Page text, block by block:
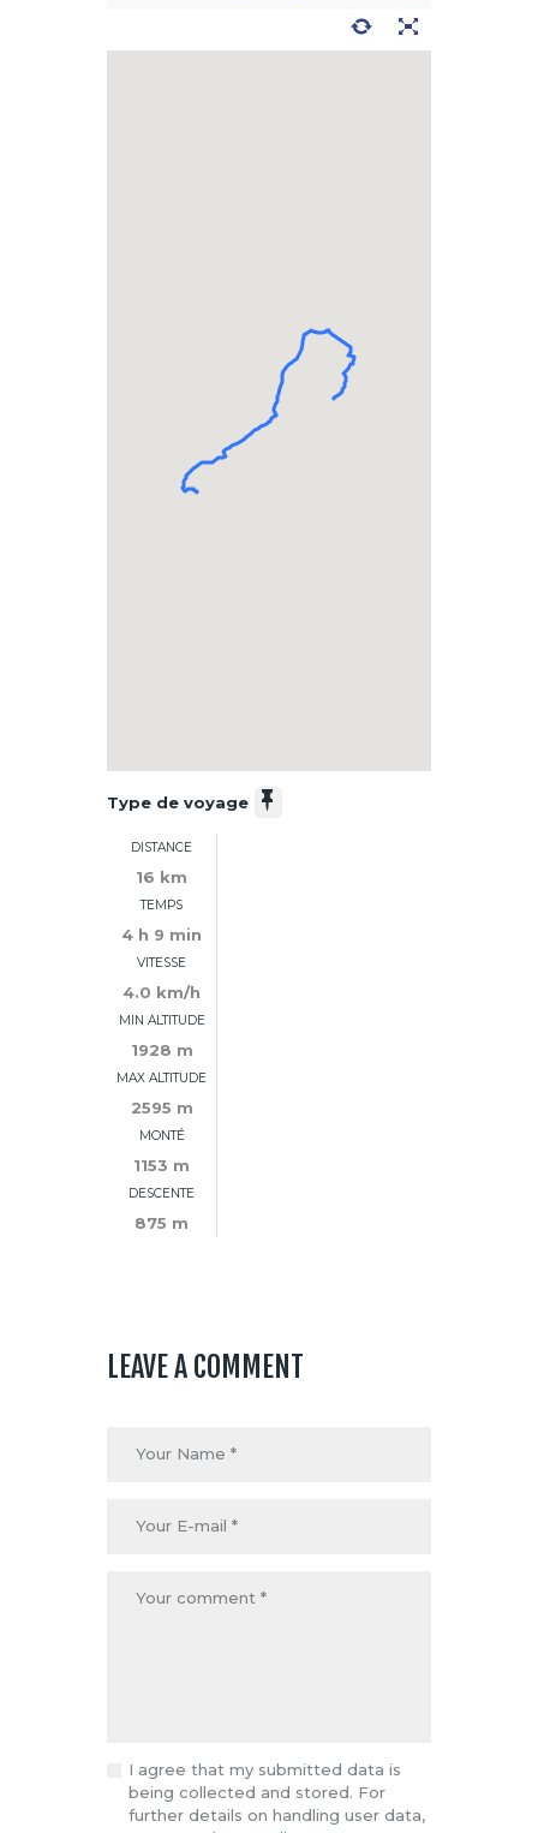
Type de voyage
DISTANCE
16 km
TEMPS
4 h 9 min
VITESSE
4.0 km/h
MIN ALTITUDE
1928 m
MAX ALTITUDE
2595 m
MONTÉ
1153 m
DESCENTE
875 m
LEAVE A COMMENT
I agree that my submitted data is
being collected and stored. For
further details on handling user data,